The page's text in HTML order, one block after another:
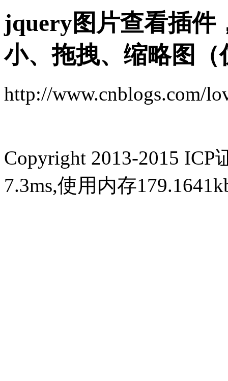
jquery图片查看插件
小、拖拽、缩略图
http://www.cnblogs.com/
Copyright 2013-2015 ICP
7.3ms,使用内存